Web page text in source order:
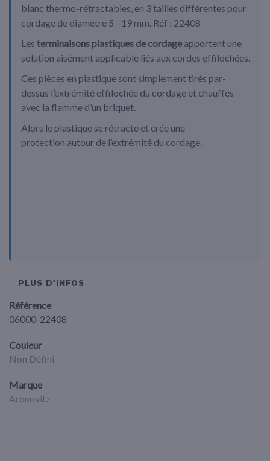
blanc thermo-rétractables, en 3 tailles différentes pour
cordage de diamètre 5 - 19 mm. Réf : 22408
Les terminaisons plastiques de cordage apportent une
solution aisément applicable liés aux cordes effilochées.
Ces pièces en plastique sont simplement tirés par-
dessus l’extrémité effilochée du cordage et chauffés
avec la flamme d’un briquet.
Alors le plastique se rétracte et crée une
protection autour de l’extrémité du cordage.
PLUS D'INFOS
Référence
06000-22408
Couleur
Non Défini
Marque
Aronovitz